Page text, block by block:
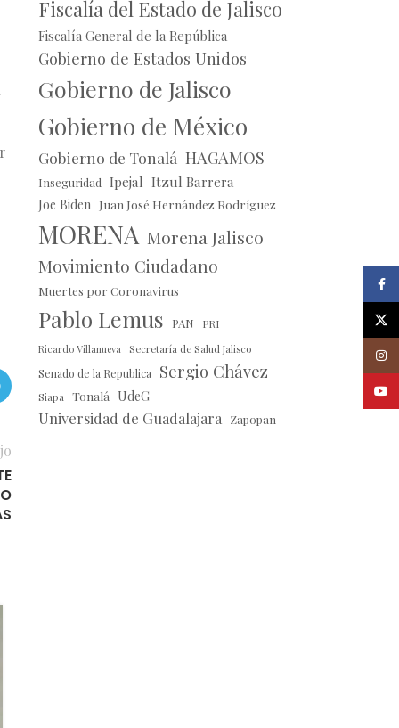
Fiscalía del Estado de Jalisco
Fiscalía General de la República
Gobierno de Estados Unidos
Gobierno de Jalisco
Gobierno de México
Gobierno de Tonalá HAGAMOS
Inseguridad Ipejal Itzul Barrera
Joe Biden Juan José Hernández Rodríguez
MORENA Morena Jalisco
Movimiento Ciudadano
Muertes por Coronavirus
Pablo Lemus PAN PRI
Ricardo Villanueva Secretaría de Salud Jalisco
Senado de la Republica Sergio Chávez
Siapa Tonalá UdeG
Universidad de Guadalajara Zapopan